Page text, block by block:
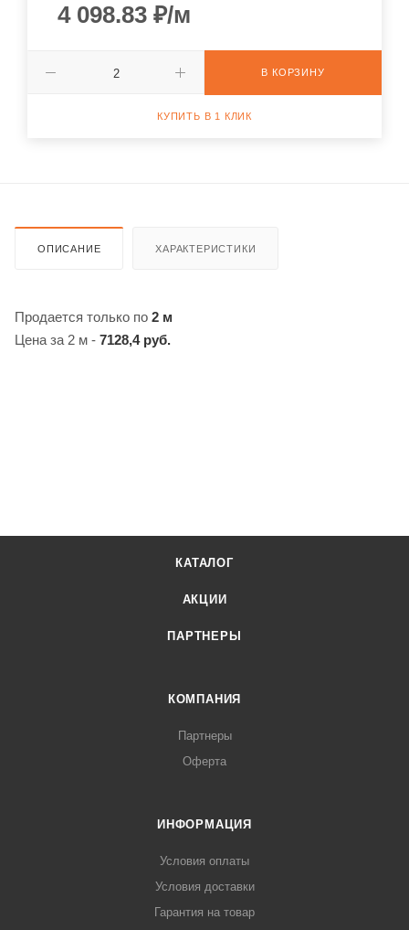
4 098.83 ₽/м
В КОРЗИНУ
КУПИТЬ В 1 КЛИК
ОПИСАНИЕ ХАРАКТЕРИСТИКИ
Продается только по 2 м
Цена за 2 м - 7128,4 руб.
КАТАЛОГ
АКЦИИ
ПАРТНЕРЫ
КОМПАНИЯ
Партнеры
Оферта
ИНФОРМАЦИЯ
Условия оплаты
Условия доставки
Гарантия на товар